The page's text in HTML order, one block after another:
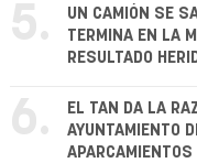
5.
UN CAMIÓN SE
TERMINA EN LA
RESULTADO
6.
EL TAN DA LA
AYUNTAMIENTO